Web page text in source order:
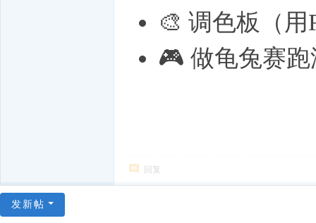
🎨 调色板（
🎮 做龟兔赛跑
回复
发新帖